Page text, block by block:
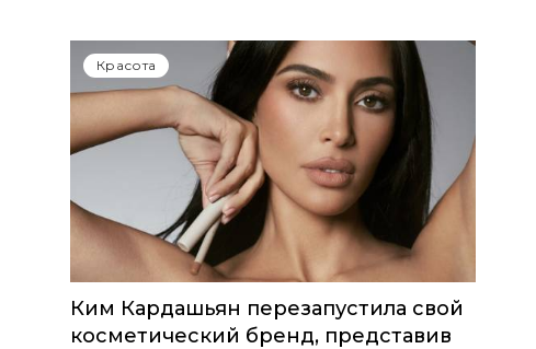
Красота
Ким Кардашьян перезапустила свой
косметический бренд, представив